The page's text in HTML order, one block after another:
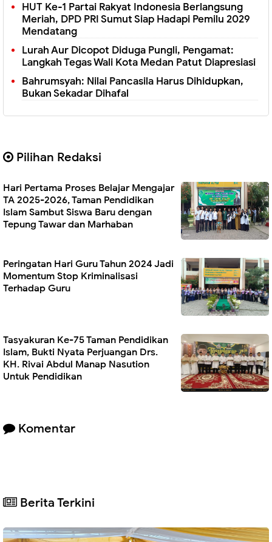
HUT Ke-1 Partai Rakyat Indonesia Berlangsung
Meriah, DPD PRI Sumut Siap Hadapi Pemilu 2029
Mendatang
Lurah Aur Dicopot Diduga Pungli, Pengamat:
Langkah Tegas Wali Kota Medan Patut Diapresiasi
Bahrumsyah: Nilai Pancasila Harus Dihidupkan,
Bukan Sekadar Dihafal
Pilihan Redaksi
Hari Pertama Proses Belajar Mengajar
TA 2025-2026, Taman Pendidikan
Islam Sambut Siswa Baru dengan
Tepung Tawar dan Marhaban
Peringatan Hari Guru Tahun 2024 Jadi
Momentum Stop Kriminalisasi
Terhadap Guru
Tasyakuran Ke-75 Taman Pendidikan
Islam, Bukti Nyata Perjuangan Drs.
KH. Rivai Abdul Manap Nasution
Untuk Pendidikan
Komentar
Berita Terkini